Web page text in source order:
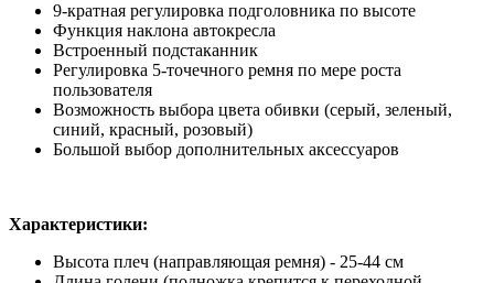
9-кратная регулировка подголовника по высоте
Функция наклона автокресла
Встроенный подстаканник
Регулировка 5-точечного ремня по мере роста
пользователя
Возможность выбора цвета обивки (серый, зеленый,
синий, красный, розовый)
Большой выбор дополнительных аксессуаров
Характеристики:
Высота плеч (направляющая ремня) - 25-44 см